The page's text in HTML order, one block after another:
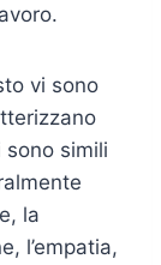
vi sono
sono simili
la
l’empatia,